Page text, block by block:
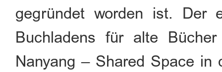
gegründet worden ist. Der
Buchladens für alte
Nanyang – Shared Space in